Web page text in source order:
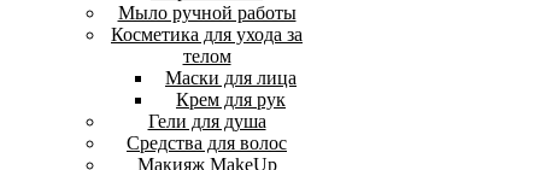
Мыло ручной работы
Косметика для ухода за
телом
Маски для лица
Крем для рук
Гели для душа
Средства для волос
Макияж MakeUp